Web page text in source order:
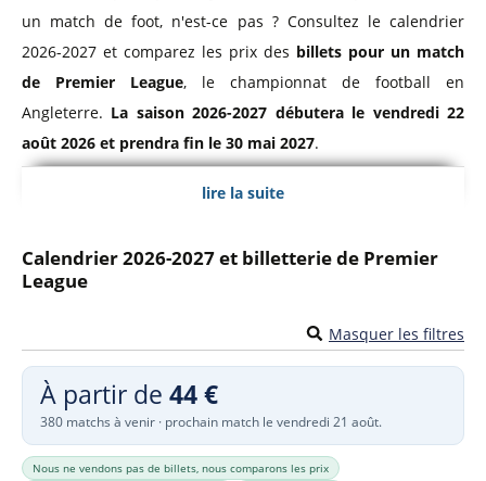
un match de foot, n'est-ce pas ? Consultez le calendrier
2026-2027 et comparez les prix des billets pour un match
de Premier League, le championnat de football en
Angleterre. La saison 2026-2027 débutera le vendredi 22
août 2026 et prendra fin le 30 mai 2027.
Premier League, Championnat d'Angleterre
Lechampionnat d'Angleterre de football
a vu le jour en
1888 sous le nom de Football League. Il prendra ensuite le
de 2004 à 2016 pour des
raisons de sponsoring. La Premier League est composée des
20 meilleures équipes professionnelles d'Angleterre et du
Pays de Galles et se dispute sur 38 journées.
lire la suite
Calendrier 2026-2027 et billetterie de Premier
League
Masquer les filtres
À partir de 44 €
380 matchs à venir · prochain match le vendredi 21 août.
Nous ne vendons pas de billets, nous comparons les prix